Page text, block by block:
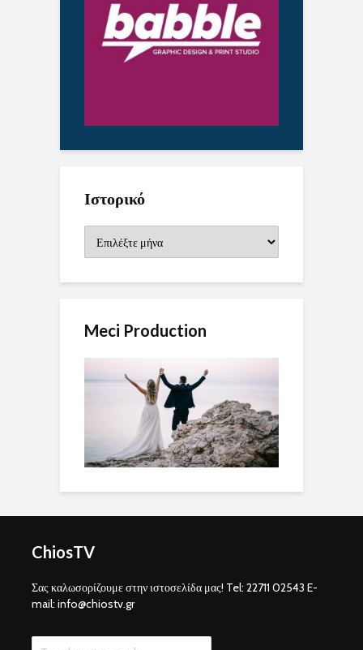
Ιστορικό
Meci Production
ChiosTV
Σας καλωσορίζουμε στην ιστοσελίδα μας! Tel: 22711 02543 E-
mail: info@chiostv.gr